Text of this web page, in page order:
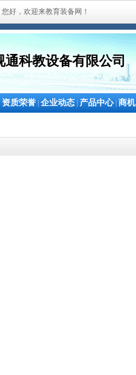
您好，欢迎来教育装备网！
通科教设备有限公司
资质荣誉 企业动态 产品中心| 商机